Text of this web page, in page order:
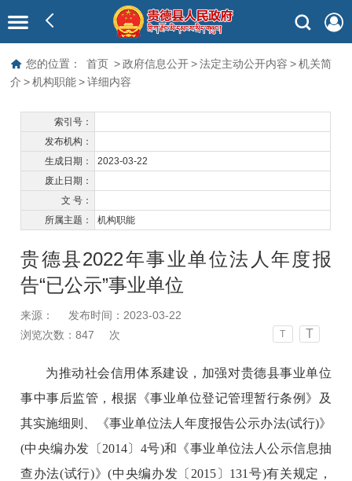
您的位置： 首页 > 政府信息公开 > 法定主动公开内容 > 机关简
介 > 机构职能 > 详细内容
索引号：
发布机构：
生成日期：
2023-03-22
废止日期：
文 号：
所属主题：
机构职能
贵德县2022年事业单位法人年度报
告“已公示”事业单位
来源：
发布时间：2023-03-22
浏览次数：847 次 T T
为推动社会信用体系建设，加强对贵德县事业单位
事中事后监管， 根据《事业单位登记管理暂行条例》及
其实施细则
、《事业单位法人年度报告公示办法(试行)》
(中央编办发 〔 2014〕 4号)和《事业单位法人公示信息抽
查办法(试行)》(中央编办发 〔 2015 〕 131 号)有关规定，